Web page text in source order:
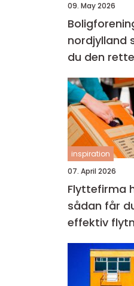
09. May 2026
nordjylland sådan finder
du den
inspiration
07. April 2026
Flyttefirma
sådan får
effektiv